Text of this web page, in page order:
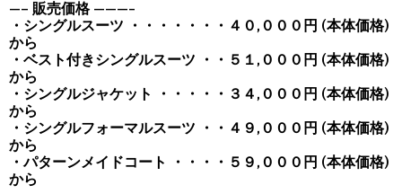
—– 販売価格 ———-
・シングルスーツ ・・・・・・・４０,０００円 (本体価格)
から
・ベスト付きシングルスーツ ・・５１,０００円 (本体価格)
から
・シングルジャケット ・・・・・３４,０００円 (本体価格)
から
・シングルフォーマルスーツ ・・４９,０００円 (本体価格)
から
・パターンメイドコート ・・・・５９,０００円 (本体価格)
から